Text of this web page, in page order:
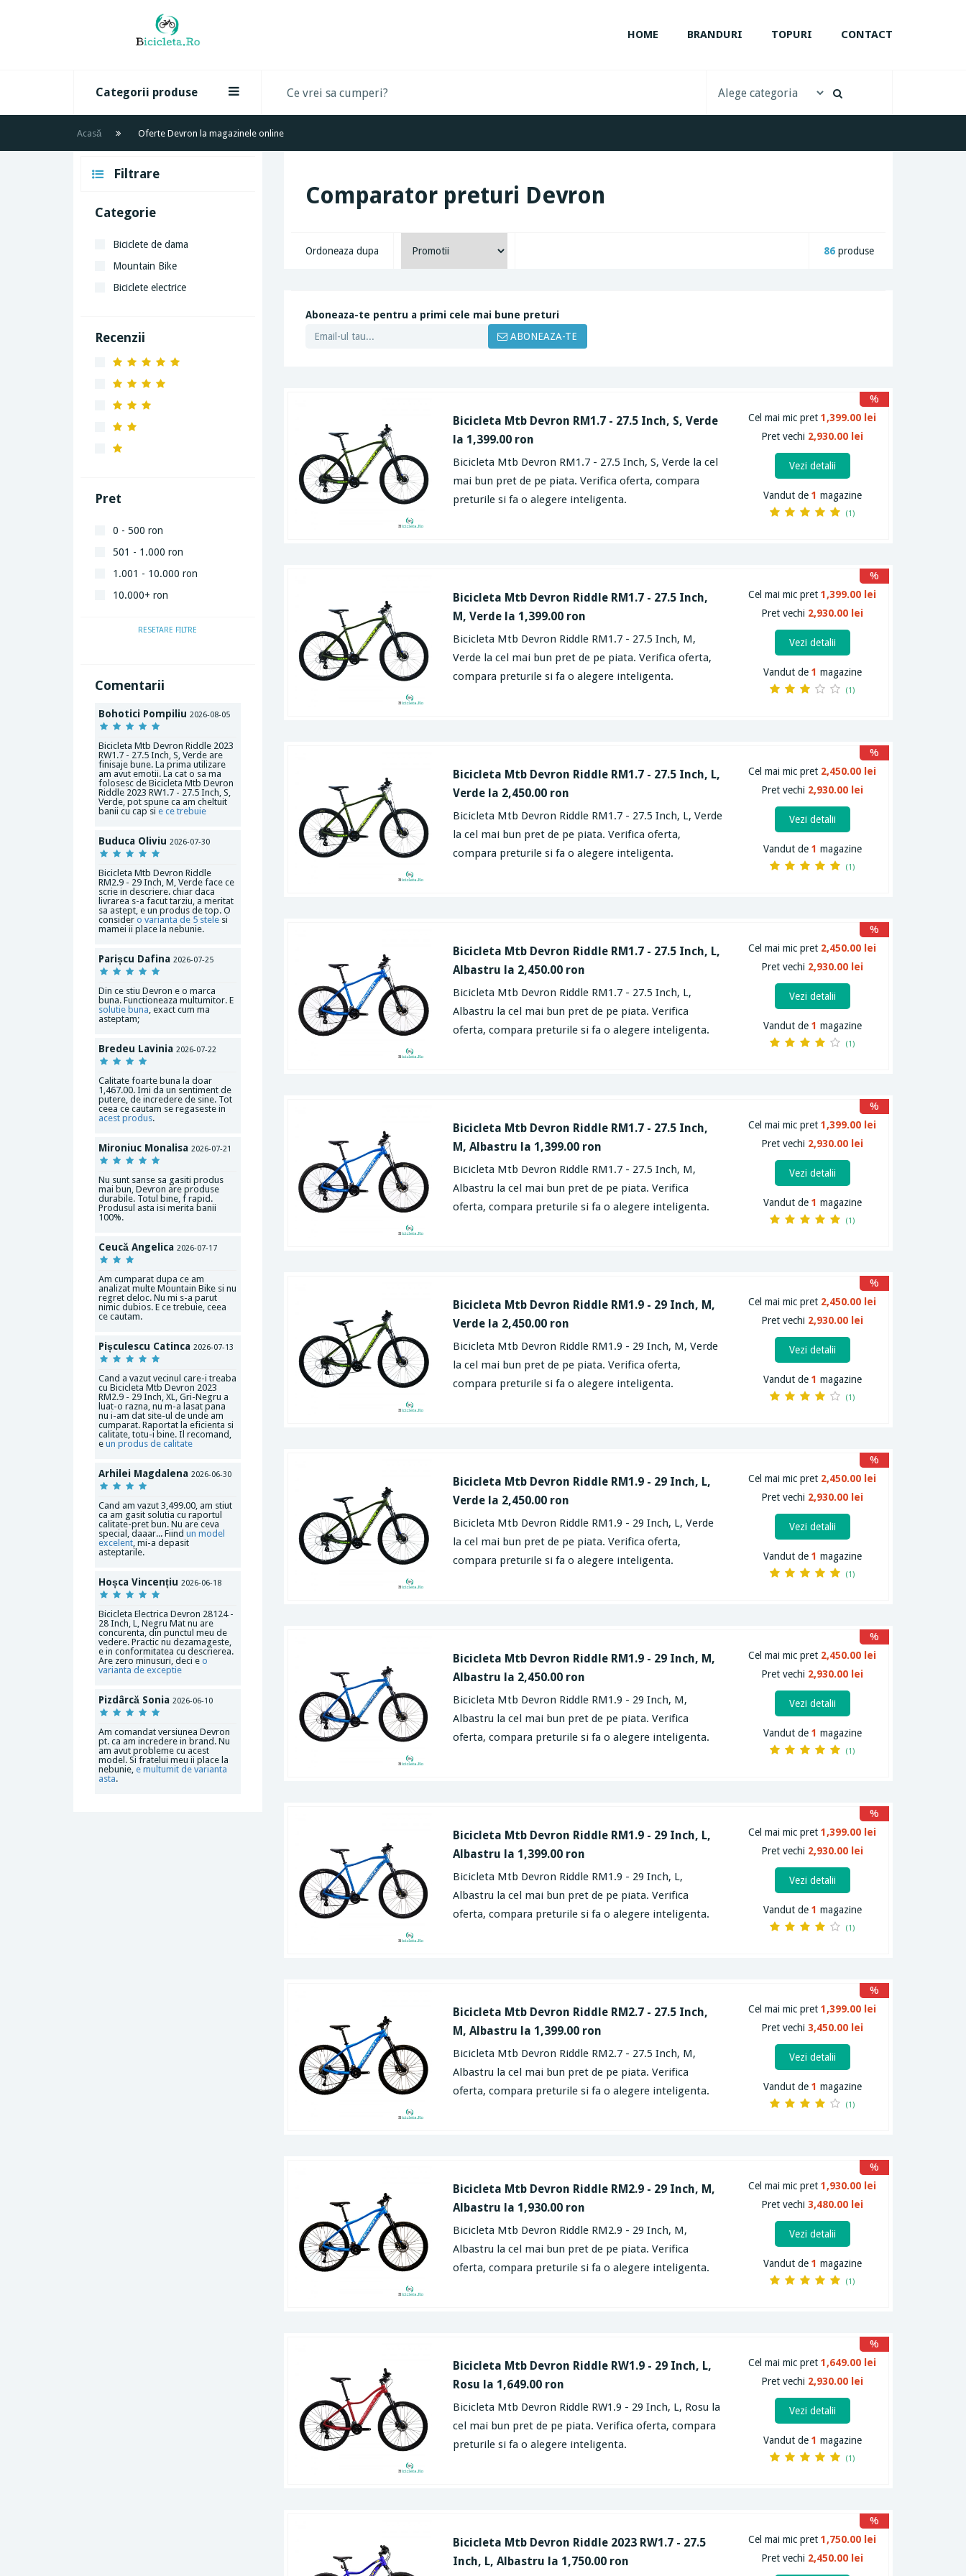
HOME BRANDURI TOPURI CONTACT
Categorii produse
Acasă Oferte Devron la magazinele online
Comparator preturi Devron
Ordoneaza dupa 86 produse
Aboneaza-te pentru a primi cele mai bune preturi
ABONEAZA-TE
Bicicleta Mtb Devron RM1.7 - 27.5 Inch, S, Verde
la 1,399.00 ron
Bicicleta Mtb Devron RM1.7 - 27.5 Inch, S, Verde la cel
mai bun pret de pe piata. Verifica oferta, compara
preturile si fa o alegere inteligenta.
Cel mai mic pret1,399.00 lei
Pret vechi 2,930.00 lei
%
Vezi detalii
Vandut de 1 magazine
(1)
Bicicleta Mtb Devron Riddle RM1.7 - 27.5 Inch,
M, Verde la 1,399.00 ron
Bicicleta Mtb Devron Riddle RM1.7 - 27.5 Inch, M,
Verde la cel mai bun pret de pe piata. Verifica oferta,
compara preturile si fa o alegere inteligenta.
Cel mai mic pret1,399.00 lei
Pret vechi 2,930.00 lei
%
Vezi detalii
Vandut de 1 magazine
(1)
Bicicleta Mtb Devron Riddle RM1.7 - 27.5 Inch, L,
Verde la 2,450.00 ron
Bicicleta Mtb Devron Riddle RM1.7 - 27.5 Inch, L, Verde
la cel mai bun pret de pe piata. Verifica oferta,
compara preturile si fa o alegere inteligenta.
Cel mai mic pret 2,450.00 lei
Pret vechi 2,930.00 lei
%
Vezi detalii
Vandut de 1 magazine
(1)
Bicicleta Mtb Devron Riddle RM1.7 - 27.5 Inch, L,
Albastru la 2,450.00 ron
Bicicleta Mtb Devron Riddle RM1.7 - 27.5 Inch, L,
Albastru la cel mai bun pret de pe piata. Verifica
oferta, compara preturile si fa o alegere inteligenta.
Cel mai mic pret 2,450.00 lei
Pret vechi 2,930.00 lei
%
Vezi detalii
Vandut de 1 magazine
(1)
Bicicleta Mtb Devron Riddle RM1.7 - 27.5 Inch,
M, Albastru la 1,399.00 ron
Bicicleta Mtb Devron Riddle RM1.7 - 27.5 Inch, M,
Albastru la cel mai bun pret de pe piata. Verifica
oferta, compara preturile si fa o alegere inteligenta.
Cel mai mic pret1,399.00 lei
Pret vechi 2,930.00 lei
%
Vezi detalii
Vandut de 1 magazine
(1)
Bicicleta Mtb Devron Riddle RM1.9 - 29 Inch, M,
Verde la 2,450.00 ron
Bicicleta Mtb Devron Riddle RM1.9 - 29 Inch, M, Verde
la cel mai bun pret de pe piata. Verifica oferta,
compara preturile si fa o alegere inteligenta.
Cel mai mic pret 2,450.00 lei
Pret vechi 2,930.00 lei
%
Vezi detalii
Vandut de 1 magazine
(1)
Bicicleta Mtb Devron Riddle RM1.9 - 29 Inch, L,
Verde la 2,450.00 ron
Bicicleta Mtb Devron Riddle RM1.9 - 29 Inch, L, Verde
la cel mai bun pret de pe piata. Verifica oferta,
compara preturile si fa o alegere inteligenta.
Cel mai mic pret 2,450.00 lei
Pret vechi 2,930.00 lei
%
Vezi detalii
Vandut de 1 magazine
(1)
Bicicleta Mtb Devron Riddle RM1.9 - 29 Inch, M,
Albastru la 2,450.00 ron
Bicicleta Mtb Devron Riddle RM1.9 - 29 Inch, M,
Albastru la cel mai bun pret de pe piata. Verifica
oferta, compara preturile si fa o alegere inteligenta.
Cel mai mic pret 2,450.00 lei
Pret vechi 2,930.00 lei
%
Vezi detalii
Vandut de 1 magazine
(1)
Bicicleta Mtb Devron Riddle RM1.9 - 29 Inch, L,
Albastru la 1,399.00 ron
Bicicleta Mtb Devron Riddle RM1.9 - 29 Inch, L,
Albastru la cel mai bun pret de pe piata. Verifica
oferta, compara preturile si fa o alegere inteligenta.
Cel mai mic pret1,399.00 lei
Pret vechi 2,930.00 lei
%
Vezi detalii
Vandut de 1 magazine
(1)
Bicicleta Mtb Devron Riddle RM2.7 - 27.5 Inch,
M, Albastru la 1,399.00 ron
Bicicleta Mtb Devron Riddle RM2.7 - 27.5 Inch, M,
Albastru la cel mai bun pret de pe piata. Verifica
oferta, compara preturile si fa o alegere inteligenta.
Cel mai mic pret1,399.00 lei
Pret vechi3,450.00 lei
%
Vezi detalii
Vandut de 1 magazine
(1)
Bicicleta Mtb Devron Riddle RM2.9 - 29 Inch, M,
Albastru la 1,930.00 ron
Bicicleta Mtb Devron Riddle RM2.9 - 29 Inch, M,
Albastru la cel mai bun pret de pe piata. Verifica
oferta, compara preturile si fa o alegere inteligenta.
Cel mai mic pret1,930.00 lei
Pret vechi3,480.00 lei
%
Vezi detalii
Vandut de 1 magazine
(1)
Bicicleta Mtb Devron Riddle RW1.9 - 29 Inch, L,
Rosu la 1,649.00 ron
Bicicleta Mtb Devron Riddle RW1.9 - 29 Inch, L, Rosu la
cel mai bun pret de pe piata. Verifica oferta, compara
preturile si fa o alegere inteligenta.
Cel mai mic pret1,649.00 lei
Pret vechi 2,930.00 lei
%
Vezi detalii
Vandut de 1 magazine
(1)
Bicicleta Mtb Devron Riddle 2023 RW1.7 - 27.5
Inch, L, Albastru la 1,750.00 ron
Cel mai mic pret1,750.00 lei
Pret vechi 2,450.00 lei
%
Filtrare
Categorie
Biciclete de dama
Mountain Bike
Biciclete electrice
Recenzii
Pret
0 - 500 ron
501 - 1.000 ron
1.001 - 10.000 ron
10.000+ ron
RESETARE FILTRE
Comentarii
Bohotici Pompiliu 2026-08-05
Bicicleta Mtb Devron Riddle 2023
RW1.7 - 27.5 Inch, S, Verde are
finisaje bune. La prima utilizare
am avut emotii. La cat o sa ma
folosesc de Bicicleta Mtb Devron
Riddle 2023 RW1.7 - 27.5 Inch, S,
Verde, pot spune ca am cheltuit
banii cu cap si e ce trebuie
Buduca Oliviu 2026-07-30
Bicicleta Mtb Devron Riddle
RM2.9 - 29 Inch, M, Verde face ce
scrie in descriere. chiar daca
livrarea s-a facut tarziu, a meritat
sa astept, e un produs de top. O
consider o varianta de 5 stele si
mamei ii place la nebunie.
Parișcu Dafina 2026-07-25
Din ce stiu Devron e o marca
buna. Functioneaza multumitor. E
solutie buna, exact cum ma
asteptam;
Bredeu Lavinia 2026-07-22
Calitate foarte buna la doar
1,467.00. Imi da un sentiment de
putere, de incredere de sine. Tot
ceea ce cautam se regaseste in
acest produs.
Mironiuc Monalisa 2026-07-21
Nu sunt sanse sa gasiti produs
mai bun, Devron are produse
durabile. Totul bine, f rapid.
Produsul asta isi merita banii
100%.
Ceucă Angelica 2026-07-17
Am cumparat dupa ce am
analizat multe Mountain Bike si nu
regret deloc. Nu mi s-a parut
nimic dubios. E ce trebuie, ceea
ce cautam.
Pișculescu Catinca 2026-07-13
Cand a vazut vecinul care-i treaba
cu Bicicleta Mtb Devron 2023
RM2.9 - 29 Inch, XL, Gri-Negru a
luat-o razna, nu m-a lasat pana
nu i-am dat site-ul de unde am
cumparat. Raportat la eficienta si
calitate, totu-i bine. Il recomand,
e un produs de calitate
Arhilei Magdalena 2026-06-30
Cand am vazut 3,499.00, am stiut
ca am gasit solutia cu raportul
calitate-pret bun. Nu are ceva
special, daaar... Fiind un model
excelent, mi-a depasit
asteptarile.
Hoșca Vincențiu 2026-06-18
Bicicleta Electrica Devron 28124 -
28 Inch, L, Negru Mat nu are
concurenta, din punctul meu de
vedere. Practic nu dezamageste,
e in conformitatea cu descrierea.
Are zero minusuri, deci e o
varianta de exceptie
Pizdârcă Sonia 2026-06-10
Am comandat versiunea Devron
pt. ca am incredere in brand. Nu
am avut probleme cu acest
model. Si fratelui meu ii place la
nebunie, e multumit de varianta
asta.